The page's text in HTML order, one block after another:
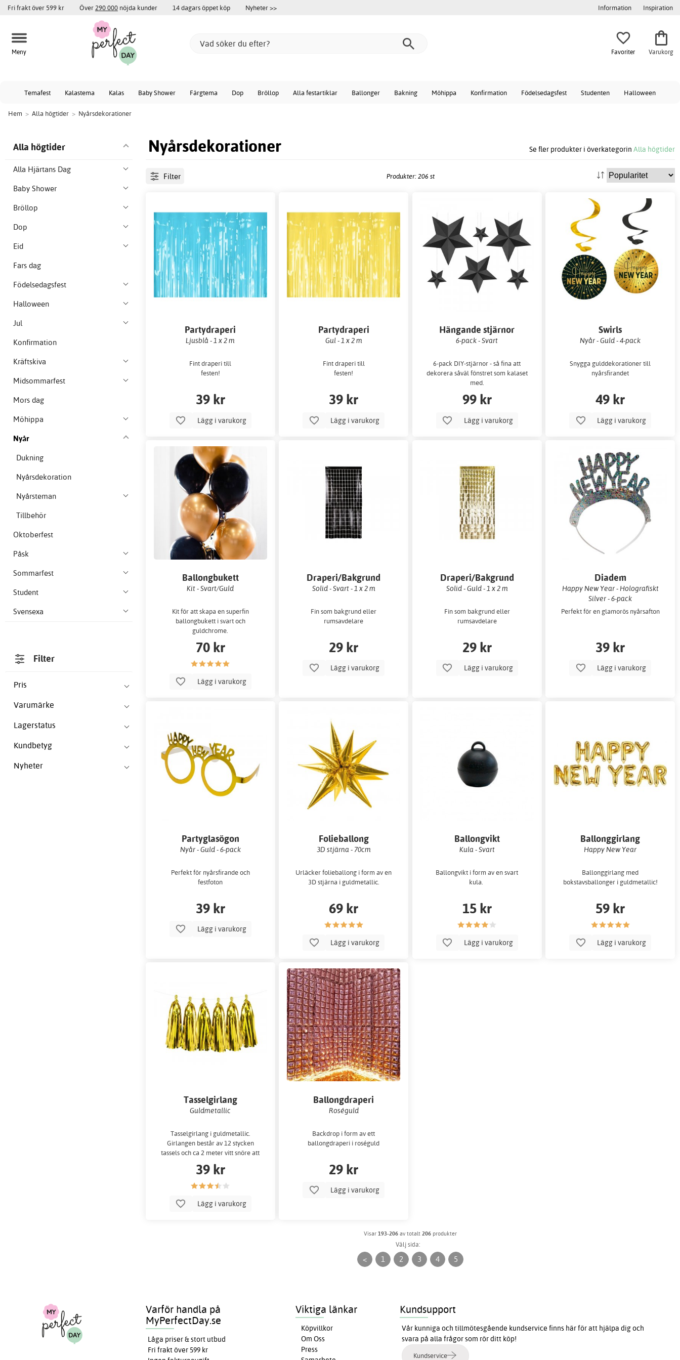
Fri frakt över 599 kr Över 290 000 nöjda kunder 14 dagars öppet köp Nyheter >> Information Inspiration
Meny Favoriter Varukorg
Temafest Kalastema Kalas Baby Shower Färgtema Dop Bröllop Alla festartiklar Ballonger Bakning Möhippa Konfirmation Födelsedagsfest Studenten Halloween
Hem > Alla högtider > Nyårsdekorationer
Nyårsdekorationer Se fler produkter i överkategorin Alla högtider
Alla högtider
Alla Hjärtans Dag
Baby Shower
Bröllop
Dop
Eid
Fars dag
Födelsedagsfest
Halloween
Jul
Konfirmation
Kräftskiva
Midsommarfest
Mors dag
Möhippa
Nyår
Dukning
Nyårsdekoration
Nyårsteman
Tillbehör
Oktoberfest
Påsk
Sommarfest
Student
Svensexa
Filter
Pris
Varumärke
Lagerstatus
Kundbetyg
Nyheter
Filter Produkter: 206 st
Partydraperi
Ljusblå - 1 x 2 m
Fint draperi till
festen!
39 kr
Lägg i varukorg
Partydraperi
Gul - 1 x 2 m
Fint draperi till
festen!
39 kr
Lägg i varukorg
Hängande stjärnor
6-pack - Svart
6-pack DIY-stjärnor - så fina att
dekorera såväl fönstret som kalaset
med.
99 kr
Lägg i varukorg
Swirls
Nyår - Guld - 4-pack
Snygga gulddekorationer till
nyårsfirandet
49 kr
Lägg i varukorg
Ballongbukett
Kit - Svart/Guld
Kit för att skapa en superfin
ballongbukett i svart och
guldchrome.
70 kr
Lägg i varukorg
Draperi/Bakgrund
Solid - Svart - 1 x 2 m
Fin som bakgrund eller
rumsavdelare
29 kr
Lägg i varukorg
Draperi/Bakgrund
Solid - Guld - 1 x 2 m
Fin som bakgrund eller
rumsavdelare
29 kr
Lägg i varukorg
Diadem
Happy New Year - Holografiskt
Silver - 6-pack
Perfekt för en glamorös nyårsafton
39 kr
Lägg i varukorg
Partyglasögon
Nyår - Guld - 6-pack
Perfekt för nyårsfirande och
festfoton
39 kr
Lägg i varukorg
Folieballong
3D stjärna - 70cm
Urläcker folieballong i form av en
3D stjärna i guldmetallic.
69 kr
Lägg i varukorg
Ballongvikt
Kula - Svart
Ballongvikt i form av en svart
kula.
15 kr
Lägg i varukorg
Ballonggirlang
Happy New Year
Ballonggirlang med
bokstavsballonger i guldmetallic!
59 kr
Lägg i varukorg
Tasselgirlang
Guldmetallic
Tasselgirlang i guldmetallic.
Girlangen består av 12 stycken
tassels och ca 2 meter vitt snöre att
fästa dem på.
39 kr
Lägg i varukorg
Ballongdraperi
Roséguld
Backdrop i form av ett
ballongdraperi i roséguld
29 kr
Lägg i varukorg
Visar193-206 av totalt206 produkter
Välj sida:
< 1 2 3 4 5
Varför handla på
MyPerfectDay.se
Låga priser & stort utbud
Fri frakt över 599 kr
Viktiga länkar
Köpvillkor
Om Oss
Press
Kundsupport
Vår kunniga och tillmötesgående kundservice finns här för att hjälpa dig och
svara på alla frågor som rör ditt köp!
Kundservice